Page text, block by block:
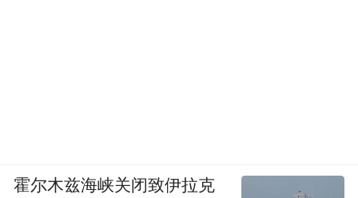
霍尔木兹海峡关闭致伊拉克